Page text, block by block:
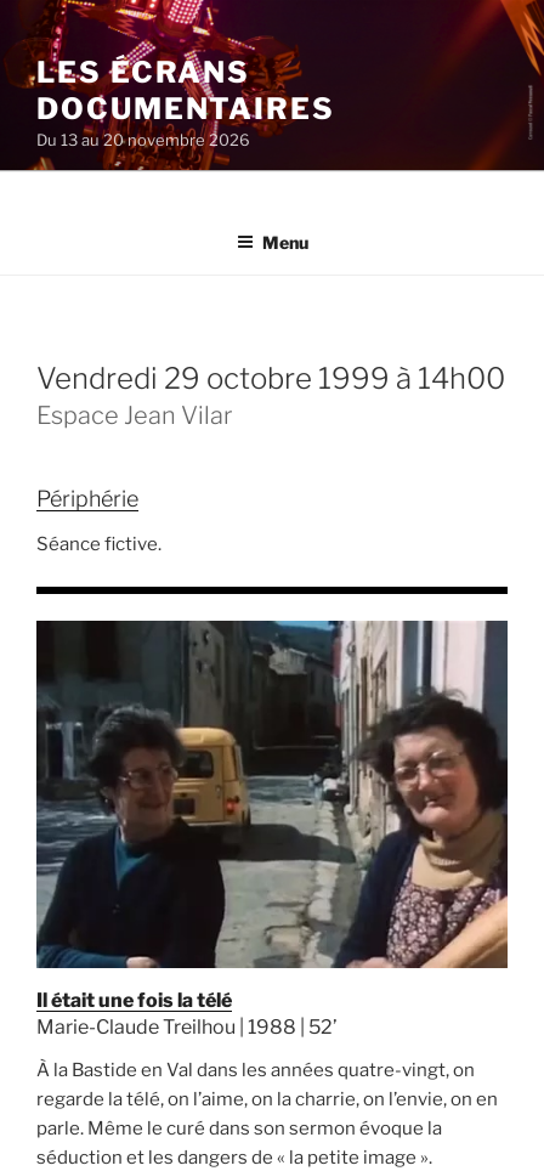
au
contenu
principal
LES ÉCRANS
DOCUMENTAIRES
Du 13 au 20 novembre 2026
Menu
vendredi 29 octobre 1999 à 14h00
Espace Jean Vilar
Périphérie
Séance fictive.
Il était une fois la télé
Marie-Claude Treilhou | 1988 | 52’
À la Bastide en Val dans les années quatre-vingt, on
regarde la télé, on l’aime, on la charrie, on l’envie, on en
parle. Même le curé dans son sermon évoque la
séduction et les dangers de « la petite image ».